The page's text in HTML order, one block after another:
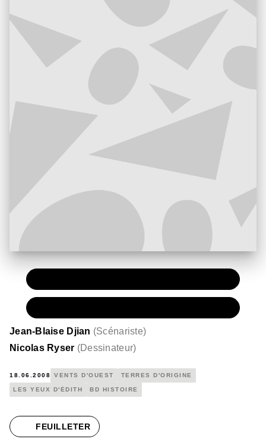
Jean-Blaise Djian (Scénariste)
Nicolas Ryser (Dessinateur)
18.06.2008 VENTS D'OUEST TERRES D'ORIGINE
LES YEUX D'ÉDITH BD HISTOIRE
FEUILLETER